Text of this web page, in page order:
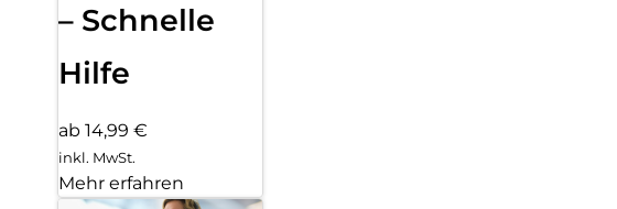
– Schnelle
Hilfe
ab 14,99 €
inkl. MwSt.
Mehr erfahren